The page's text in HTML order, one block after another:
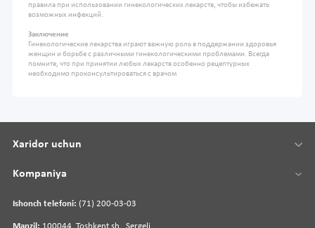
правила при использовании гинекологических лекарств, чтобы избежать
возможных инфекций.
Заключение
Гинекологические лекарства играют важную роль в поддержании здоровья
женщин и борьбе с различными гинекологическими проблемами. Всегда
помните, что при принятии любых лекарств особенно рецептурных
необходимо проконсультироваться с врачом
Ishonch telefoni: (71) 200-03-03
Manzil: 100044, Toshkent sh., Sergeli
Xaridor uchun
Kompaniya